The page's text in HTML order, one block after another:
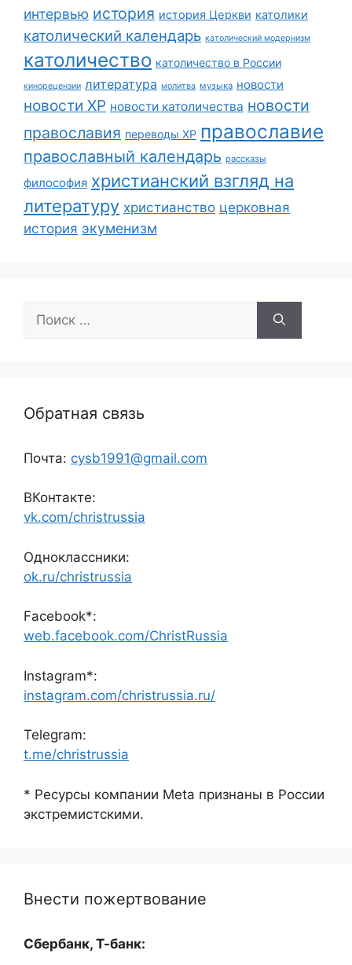
интервью история история Церкви католики
католический календарь католический модернизм
католичество католичество в России
кинорецензии литература молитва музыка новости
новости ХР новости католичества новости
православия переводы ХР православие
православный календарь рассказы
философия христианский взгляд на
литературу христианство церковная
история экуменизм
Обратная связь
Почта: cysb1991@gmail.com
ВКонтакте:
vk.com/christrussia
Одноклассники:
ok.ru/christrussia
Facebook*:
web.facebook.com/ChristRussia
Instagram*:
instagram.com/christrussia.ru/
Telegram:
t.me/christrussia
* Ресурсы компании Meta признаны в России
экстремистскими.
Внести пожертвование
Сбербанк, Т-банк: